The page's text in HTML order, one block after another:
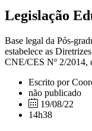
Legislação
Base legal da Pós-
estabelece as
CNE/CES Nº 2/2014,
Escrito por
não publicado
19/08/22
14h38